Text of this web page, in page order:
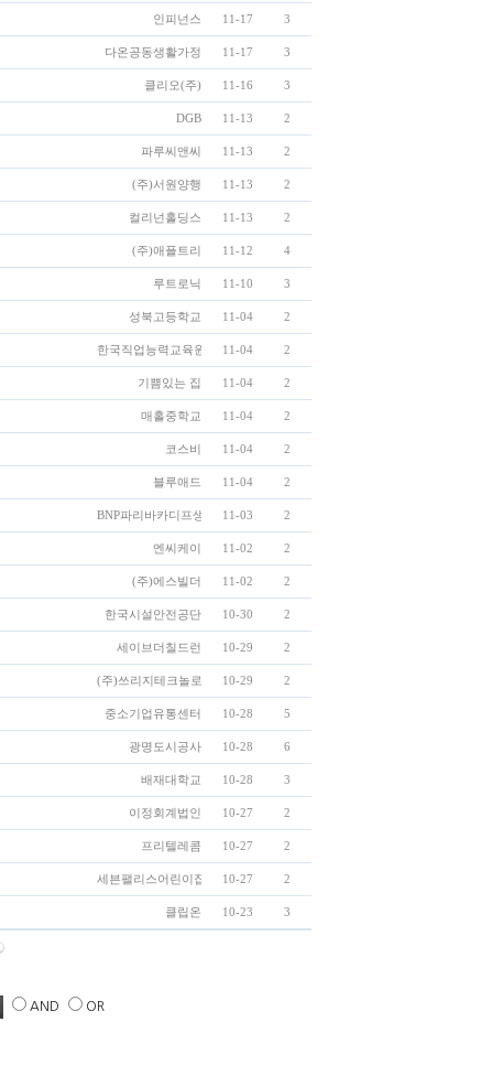
인피넌스 11-17 3
다온공동생활가정 11-17 3
클리오(주) 11-16 3
DGB 11-13 2
파루씨앤씨 11-13 2
(주)서원양행 11-13 2
컬리넌홀딩스 11-13 2
(주)애플트리 11-12 4
루트로닉 11-10 3
성북고등학교 11-04 2
한국직업능력교육원 11-04 2
기쁨있는 집 11-04 2
매홀중학교 11-04 2
코스비 11-04 2
블루애드 11-04 2
BNP파리바카디프생명 11-03 2
엔씨케이 11-02 2
(주)에스빌더 11-02 2
한국시설안전공단 10-30 2
세이브더칠드런 10-29 2
(주)쓰리지테크놀로지 10-29 2
중소기업유통센터 10-28 5
광명도시공사 10-28 6
배재대학교 10-28 3
이정회계법인 10-27 2
프리텔레콤 10-27 2
세븐팰리스어린이집 10-27 2
클립온 10-23 3
AND OR